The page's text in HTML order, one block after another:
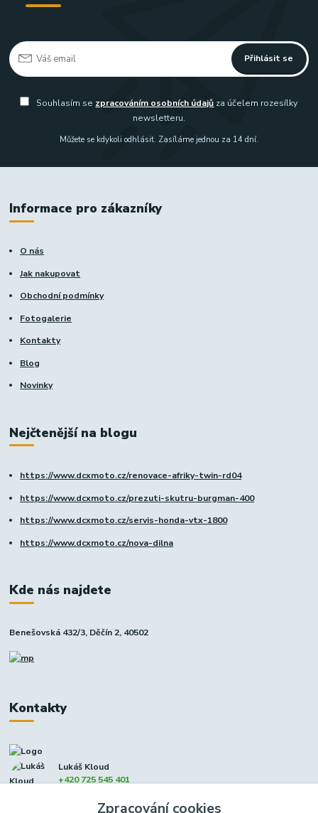
Přihlásit se
Souhlasím se zpracováním osobních údajů za účelem rozesílky
newsletteru.
Můžete se kdykoli odhlásit. Zasíláme jednou za 14 dní.
Informace pro zákazníky
O nás
Jak nakupovat
Obchodní podmínky
Fotogalerie
Kontakty
Blog
Novinky
Nejčtenější na blogu
https://www.dcxmoto.cz/renovace-afriky-twin-rd04
https://www.dcxmoto.cz/prezuti-skutru-burgman-400
https://www.dcxmoto.cz/servis-honda-vtx-1800
https://www.dcxmoto.cz/nova-dilna
Kde nás najdete
Benešovská 432/3, Děčín 2, 40502
Kontakty
Lukáš Kloud
+420 725 545 401
Zpracování cookies